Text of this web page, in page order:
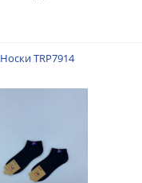
Носки TRP7914